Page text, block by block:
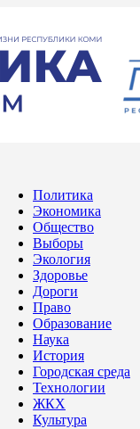
Политика
Экономика
Общество
Выборы
Экология
Здоровье
Дороги
Право
Образование
Наука
История
Городская среда
Технологии
ЖКХ
Культура